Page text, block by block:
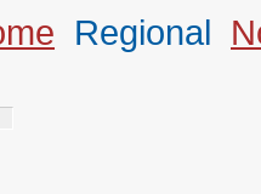
Regional